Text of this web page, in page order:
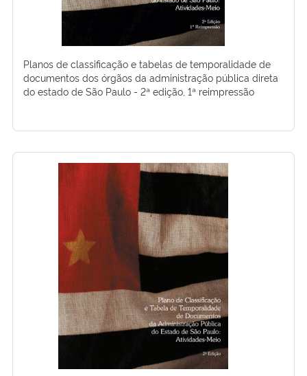
Planos de classificação e tabelas de temporalidade de
documentos dos órgãos da administração pública direta
do estado de São Paulo - 2ª edição, 1ª reimpressão